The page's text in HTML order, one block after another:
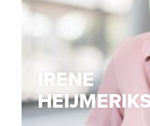
IRENE